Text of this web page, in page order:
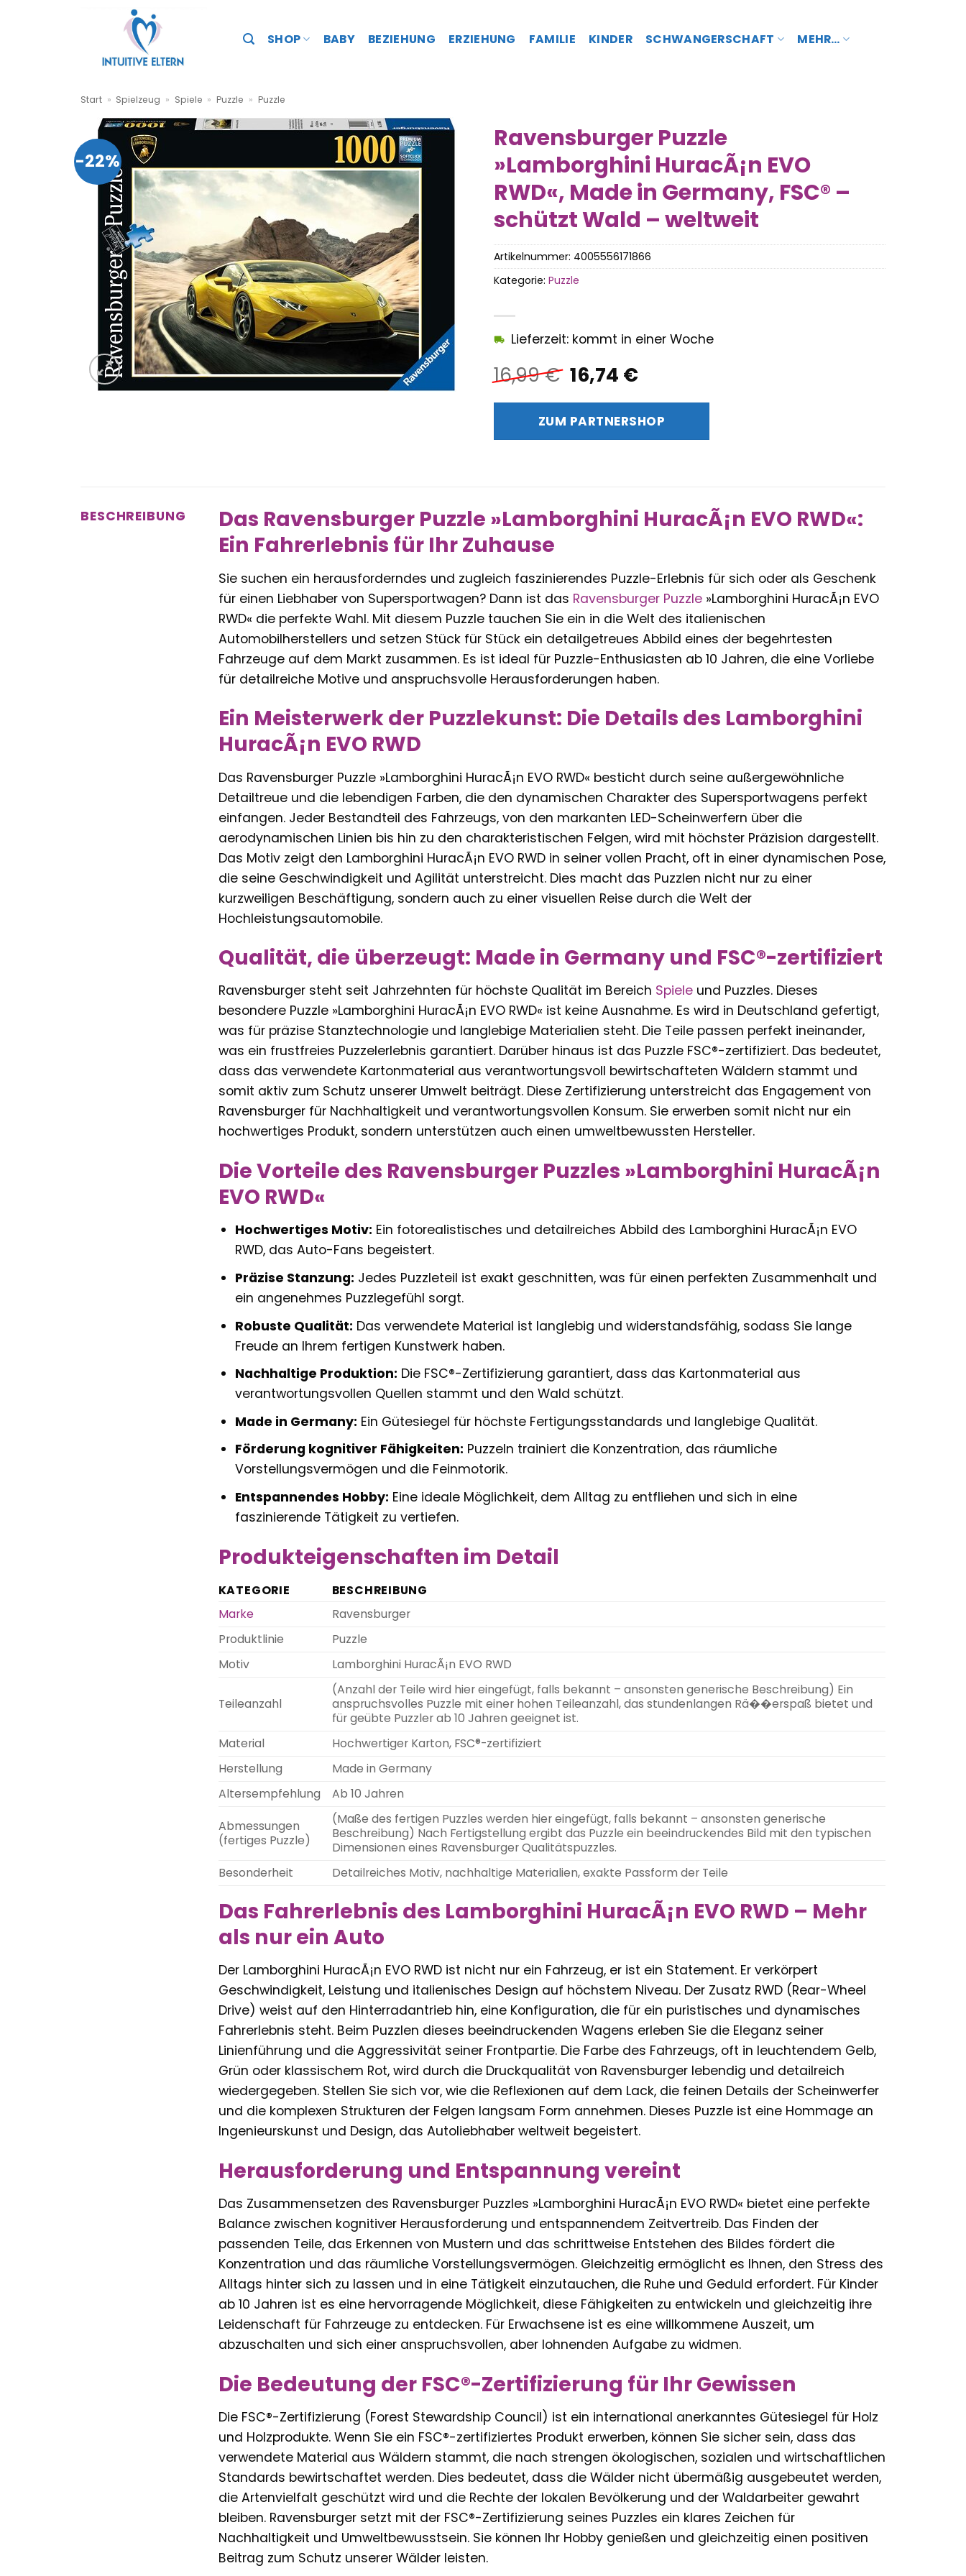
SHOP BABY BEZIEHUNG ERZIEHUNG FAMILIE KINDER SCHWANGERSCHAFT MEHR…
Start » Spielzeug » Spiele » Puzzle » Puzzle
-22%
Ravensburger Puzzle
»Lamborghini HuracÃ¡n EVO
RWD«, Made in Germany, FSC® –
schützt Wald – weltweit
16,99€ Ursprünglicher
Preis
war:
16,99 €
16,74 €Aktueller
ist:
16,74 €.
Lieferzeit: kommt in einer Woche
ZUM PARTNERSHOP
Artikelnummer: 4005556171866
Kategorie: Puzzle
BESCHREIBUNG
Das Ravensburger Puzzle »Lamborghini HuracÃ¡n EVO RWD«:
Ein Fahrerlebnis für Ihr Zuhause
Sie suchen ein herausforderndes und zugleich faszinierendes Puzzle-Erlebnis für sich oder als Geschenk
für einen Liebhaber von Supersportwagen? Dann ist das Ravensburger Puzzle»Lamborghini HuracÃ¡n EVO
RWD« die perfekte Wahl. Mit diesem Puzzle tauchen Sie ein in die Welt des italienischen
Automobilherstellers und setzen Stück für Stück ein detailgetreues Abbild eines der begehrtesten
Fahrzeuge auf dem Markt zusammen. Es ist ideal für Puzzle-Enthusiasten ab 10 Jahren, die eine Vorliebe
für detailreiche Motive und anspruchsvolle Herausforderungen haben.
Ein Meisterwerk der Puzzlekunst: Die Details des Lamborghini
HuracÃ¡n EVO RWD
Das Ravensburger Puzzle »Lamborghini HuracÃ¡n EVO RWD« besticht durch seine außergewöhnliche
Detailtreue und die lebendigen Farben, die den dynamischen Charakter des Supersportwagens perfekt
einfangen. Jeder Bestandteil des Fahrzeugs, von den markanten LED-Scheinwerfern über die
aerodynamischen Linien bis hin zu den charakteristischen Felgen, wird mit höchster Präzision dargestellt.
Das Motiv zeigt den Lamborghini HuracÃ¡n EVO RWD in seiner vollen Pracht, oft in einer dynamischen Pose,
die seine Geschwindigkeit und Agilität unterstreicht. Dies macht das Puzzlen nicht nur zu einer
kurzweiligen Beschäftigung, sondern auch zu einer visuellen Reise durch die Welt der
Hochleistungsautomobile.
Qualität, die überzeugt: Made in Germany und FSC®-zertifiziert
Ravensburger steht seit Jahrzehnten für höchste Qualität im Bereich Spieleund Puzzles. Dieses
besondere Puzzle »Lamborghini HuracÃ¡n EVO RWD« ist keine Ausnahme. Es wird in Deutschland gefertigt,
was für präzise Stanztechnologie und langlebige Materialien steht. Die Teile passen perfekt ineinander,
was ein frustfreies Puzzelerlebnis garantiert. Darüber hinaus ist das Puzzle FSC®-zertifiziert. Das bedeutet,
dass das verwendete Kartonmaterial aus verantwortungsvoll bewirtschafteten Wäldern stammt und
somit aktiv zum Schutz unserer Umwelt beiträgt. Diese Zertifizierung unterstreicht das Engagement von
Ravensburger für Nachhaltigkeit und verantwortungsvollen Konsum. Sie erwerben somit nicht nur ein
hochwertiges Produkt, sondern unterstützen auch einen umweltbewussten Hersteller.
Die Vorteile des Ravensburger Puzzles »Lamborghini HuracÃ¡n
EVO RWD«
Hochwertiges Motiv: Ein fotorealistisches und detailreiches Abbild des Lamborghini HuracÃ¡n EVO
RWD, das Auto-Fans begeistert.
Präzise Stanzung: Jedes Puzzleteil ist exakt geschnitten, was für einen perfekten Zusammenhalt und
ein angenehmes Puzzlegefühl sorgt.
Robuste Qualität: Das verwendete Material ist langlebig und widerstandsfähig, sodass Sie lange
Freude an Ihrem fertigen Kunstwerk haben.
Nachhaltige Produktion: Die FSC®-Zertifizierung garantiert, dass das Kartonmaterial aus
verantwortungsvollen Quellen stammt und den Wald schützt.
Made in Germany: Ein Gütesiegel für höchste Fertigungsstandards und langlebige Qualität.
Förderung kognitiver Fähigkeiten: Puzzeln trainiert die Konzentration, das räumliche
Vorstellungsvermögen und die Feinmotorik.
Entspannendes Hobby: Eine ideale Möglichkeit, dem Alltag zu entfliehen und sich in eine
faszinierende Tätigkeit zu vertiefen.
Produkteigenschaften im Detail
KATEGORIE
BESCHREIBUNG
Marke
Ravensburger
Produktlinie
Puzzle
Motiv
Lamborghini HuracÃ¡n EVO RWD
Teileanzahl
(Anzahl der Teile wird hier eingefügt, falls bekannt – ansonsten generische Beschreibung) Ein
anspruchsvolles Puzzle mit einer hohen Teileanzahl, das stundenlangen Rä��erspaß bietet und
für geübte Puzzler ab 10 Jahren geeignet ist.
Material
Hochwertiger Karton, FSC®-zertifiziert
Herstellung
Made in Germany
Altersempfehlung
Ab 10 Jahren
Abmessungen
(fertiges Puzzle)
(Maße des fertigen Puzzles werden hier eingefügt, falls bekannt – ansonsten generische
Beschreibung) Nach Fertigstellung ergibt das Puzzle ein beeindruckendes Bild mit den typischen
Dimensionen eines Ravensburger Qualitätspuzzles.
Besonderheit
Detailreiches Motiv, nachhaltige Materialien, exakte Passform der Teile
Das Fahrerlebnis des Lamborghini HuracÃ¡n EVO RWD – Mehr
als nur ein Auto
Der Lamborghini HuracÃ¡n EVO RWD ist nicht nur ein Fahrzeug, er ist ein Statement. Er verkörpert
Geschwindigkeit, Leistung und italienisches Design auf höchstem Niveau. Der Zusatz RWD (Rear-Wheel
Drive) weist auf den Hinterradantrieb hin, eine Konfiguration, die für ein puristisches und dynamisches
Fahrerlebnis steht. Beim Puzzlen dieses beeindruckenden Wagens erleben Sie die Eleganz seiner
Linienführung und die Aggressivität seiner Frontpartie. Die Farbe des Fahrzeugs, oft in leuchtendem Gelb,
Grün oder klassischem Rot, wird durch die Druckqualität von Ravensburger lebendig und detailreich
wiedergegeben. Stellen Sie sich vor, wie die Reflexionen auf dem Lack, die feinen Details der Scheinwerfer
und die komplexen Strukturen der Felgen langsam Form annehmen. Dieses Puzzle ist eine Hommage an
Ingenieurskunst und Design, das Autoliebhaber weltweit begeistert.
Herausforderung und Entspannung vereint
Das Zusammensetzen des Ravensburger Puzzles »Lamborghini HuracÃ¡n EVO RWD« bietet eine perfekte
Balance zwischen kognitiver Herausforderung und entspannendem Zeitvertreib. Das Finden der
passenden Teile, das Erkennen von Mustern und das schrittweise Entstehen des Bildes fördert die
Konzentration und das räumliche Vorstellungsvermögen. Gleichzeitig ermöglicht es Ihnen, den Stress des
Alltags hinter sich zu lassen und in eine Tätigkeit einzutauchen, die Ruhe und Geduld erfordert. Für Kinder
ab 10 Jahren ist es eine hervorragende Möglichkeit, diese Fähigkeiten zu entwickeln und gleichzeitig ihre
Leidenschaft für Fahrzeuge zu entdecken. Für Erwachsene ist es eine willkommene Auszeit, um
abzuschalten und sich einer anspruchsvollen, aber lohnenden Aufgabe zu widmen.
Die Bedeutung der FSC®-Zertifizierung für Ihr Gewissen
Die FSC®-Zertifizierung (Forest Stewardship Council) ist ein international anerkanntes Gütesiegel für Holz
und Holzprodukte. Wenn Sie ein FSC®-zertifiziertes Produkt erwerben, können Sie sicher sein, dass das
verwendete Material aus Wäldern stammt, die nach strengen ökologischen, sozialen und wirtschaftlichen
Standards bewirtschaftet werden. Dies bedeutet, dass die Wälder nicht übermäßig ausgebeutet werden,
die Artenvielfalt geschützt wird und die Rechte der lokalen Bevölkerung und der Waldarbeiter gewahrt
bleiben. Ravensburger setzt mit der FSC®-Zertifizierung seines Puzzles ein klares Zeichen für
Nachhaltigkeit und Umweltbewusstsein. Sie können Ihr Hobby genießen und gleichzeitig einen positiven
Beitrag zum Schutz unserer Wälder leisten.